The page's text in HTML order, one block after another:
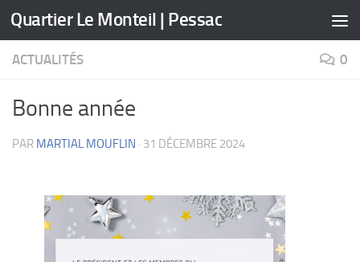
Skip to content
Quartier Le Monteil | Pessac
ACTUALITÉS 0
Bonne année
PAR MARTIAL MOUFLIN · 31 DÉCEMBRE 2024